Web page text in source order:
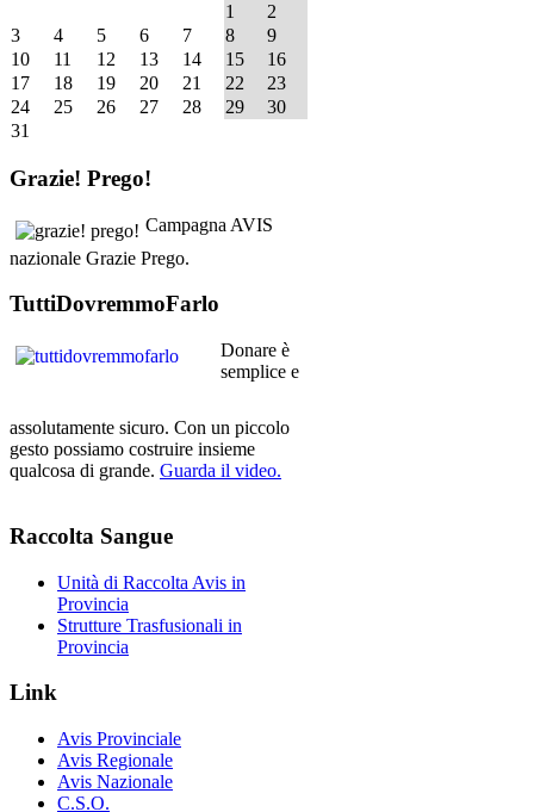
1
2
3
4 5 6 7 8
9
10
11 12 13 14 15
16
17
18 19 20 21 22
23
24
25 26 27 28 29
30
31
Grazie! Prego!
Campagna AVIS
nazionale Grazie Prego.
TuttiDovremmoFarlo
Donare è
semplice e
assolutamente sicuro. Con un piccolo
gesto possiamo costruire insieme
qualcosa di grande. Guarda il video.
Raccolta Sangue
Unità di Raccolta Avis in
Provincia
Strutture Trasfusionali in
Provincia
Link
Avis Provinciale
Avis Regionale
Avis Nazionale
C.S.O.